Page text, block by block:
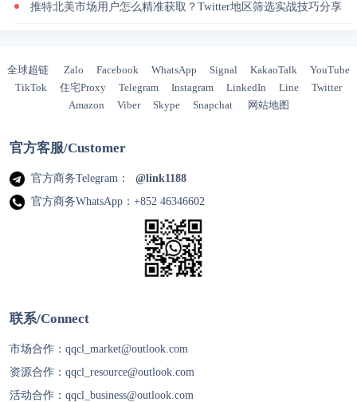
推特北美市场用户怎么精准获取？Twitter地区筛选实战技巧分享
全球超链 Zalo Facebook WhatsApp Signal KakaoTalk
YouTube
TikTok
住宅Proxy Telegram Instagram LinkedIn Line
Twitter
Amazon
Viber Skype Snapchat 网站地图
官方客服/Customer
官方商务Telegram：
@link1188
官方商务WhatsApp：+852 46346602
联系/Connect
市场合作： qqcl_market@outlook.com
资源合作： qqcl_resource@outlook.com
活动合作： qqcl_business@outlook.com